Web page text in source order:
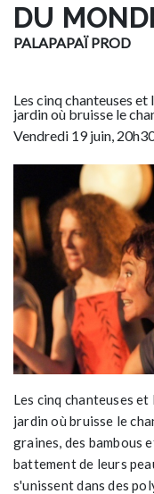
DU
PALAPAPAÏ PROD
Les cinq chanteuses
jardin où bruisse le
Vendredi 19 juin,
Les cinq chanteuses
jardin où bruisse le
graines, des bambous
battement de leurs
s'unissent dans des